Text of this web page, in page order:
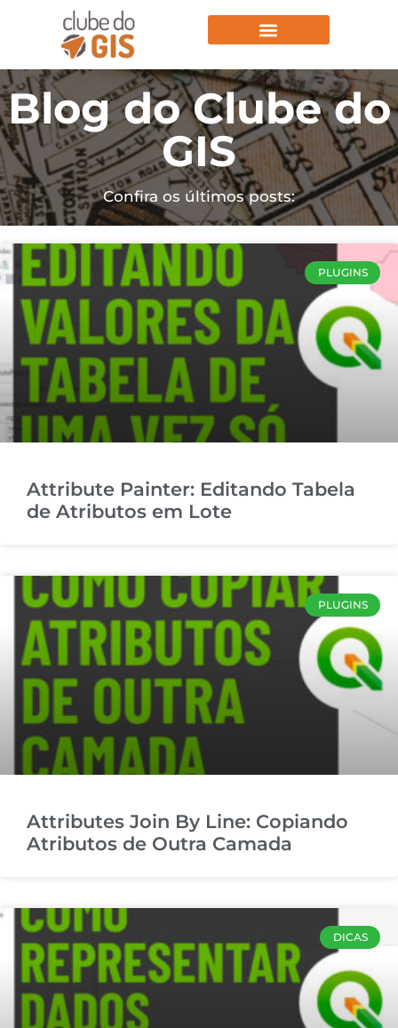
Blog do Clube do
GIS
Confira os últimos posts:
PLUGINS
Attribute Painter: Editando Tabela
de Atributos em Lote
PLUGINS
Attributes Join By Line: Copiando
Atributos de Outra Camada
DICAS